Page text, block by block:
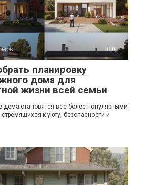
0
планировку
дома для
жизни всей семьи
становятся все более популярными
к уюту, безопасности и